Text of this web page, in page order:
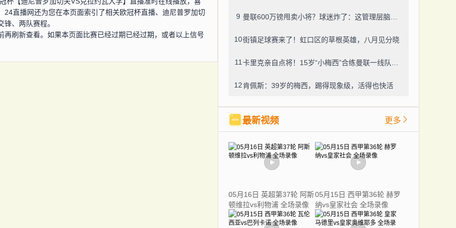
直播网还为您在本页面索引了相关欧冠杯直播、迪尼普罗加切
、两队赛程。
刷新查看。如果本页面比赛已经过期已经过期，或者以上信号
9
10街镇足球赛来了！虹口区的草根英雄，八月见分晓
11
12肯佩斯：39岁的梅西，踢得现象级，活得也快活
最新视频 更多
05月16日 英超第37轮 阿斯
顿维拉vs利物浦 全场录像
05月15日 西甲第36轮 赫罗
纳vs皇家社会 全场录像